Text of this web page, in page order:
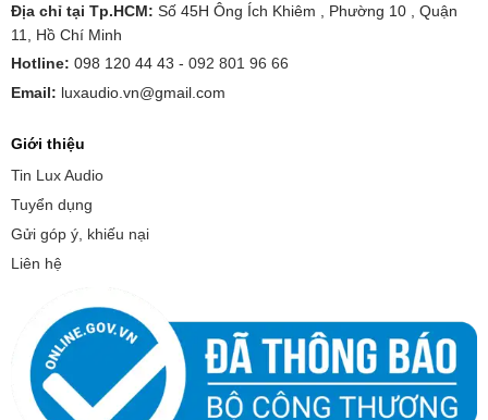
Địa chỉ tại Tp.HCM: Số 45H Ông Ích Khiêm , Phường 10 , Quận
11, Hồ Chí Minh
Hotline: 098 120 44 43 - 092 801 96 66
Email: luxaudio.vn@gmail.com
Giới thiệu
Tin Lux Audio
Tuyển dụng
Gửi góp ý, khiếu nại
Liên hệ